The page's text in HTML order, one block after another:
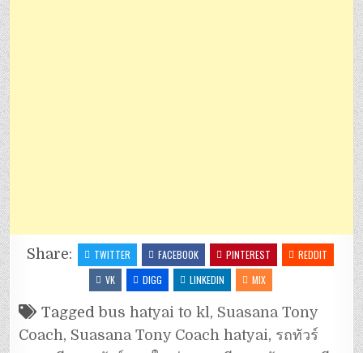
Share: TWITTER FACEBOOK PINTEREST
REDDIT
VK
DIGG LINKEDIN MIX
Taggedbus hatyai to kl , Suasana Tony
Coach, Suasana Tony Coach hatyai, รถทัวร์